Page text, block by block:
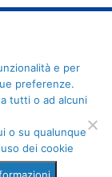
- Via
e per
preferenze.
tutti o ad alcuni
o su qualunque
dei cookie